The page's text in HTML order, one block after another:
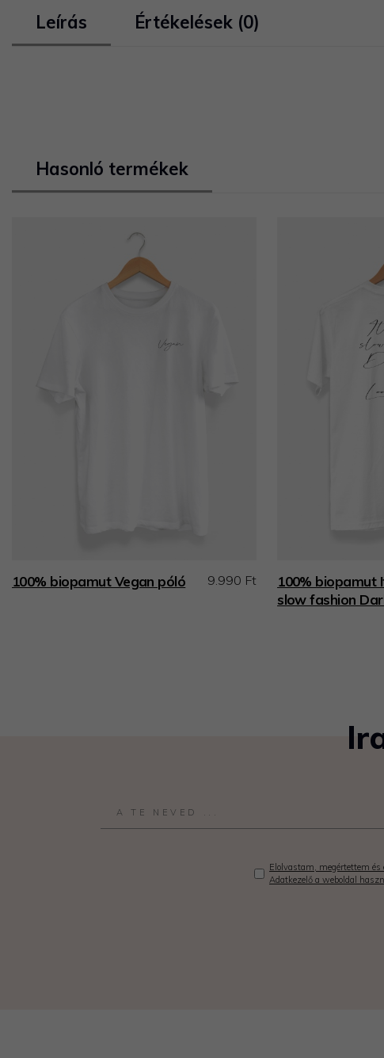
Leírás Értékelések (0)
Hasonló termékek
100% biopamut Vegan póló 9.990 Ft
100% biopamut
slow fashion
Elolvastam, megértettem és
Adatkezelő a weboldal